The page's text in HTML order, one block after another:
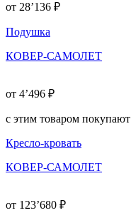
от 28’136 ₽
Подушка
КОВЕР-САМОЛЕТ
от 4’496 ₽
c этим товаром покупают
Кресло-кровать
КОВЕР-САМОЛЕТ
от 123’680 ₽